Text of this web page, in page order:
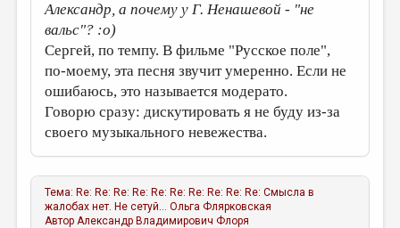
Александр, а почему у Г. Ненашевой - "не
вальс"? :о)
Сергей, по темпу. В фильме "Русское поле",
по-моему, эта песня звучит умеренно. Если не
ошибаюсь, это называется модерато.
Говорю сразу: дискутировать я не буду из-за
своего музыкального невежества.
Тема: Re: Re: Re: Re: Re: Re: Re: Re: Re: Re: Смысла в
жалобах нет. Не сетуй... Ольга Флярковская
АвторАлександр Владимирович Флоря